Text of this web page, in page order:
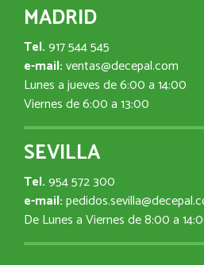
MADRID
Tel.917 544 545
e-mail:ventas@decepal.com
Lunes a jueves de 6:00 a 14:00
Viernes de 6:00 a 13:00
SEVILLA
Tel.954 572 300
e-mail:
De Lunes a Viernes de 8:00 a